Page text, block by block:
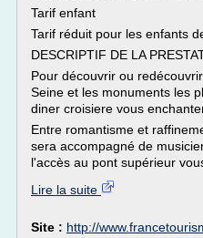
Tarif enfant
Tarif réduit pour les enfants
DESCRIPTIF DE LA
Pour découvrir ou
Seine et les monuments les
diner croisiere vous
Entre romantisme et
sera accompagné de
l'accès au pont supérieur
Lire la suite
Site : http://